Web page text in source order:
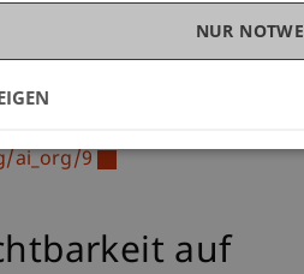
"How Organizations Design
(2025). ECIS 2025
ai_org/9
auf
NUR